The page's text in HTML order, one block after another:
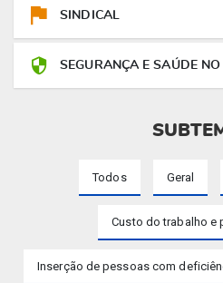
SINDICAL
SEGURANÇA E SAÚDE
Todos Geral
Custo do trabalho e
Inserção de pessoas com